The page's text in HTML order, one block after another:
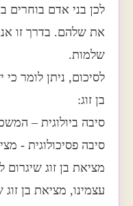
לכן בני אדם בוחרים
את שלהם. בדרך זו
שלמות.
לסיכום, ניתן לומר
בן זוג:
סיבה ביולוגית –
סיבה פסיכולוגית -
מציאת בן זוג שיגרום
עצמינו, מציאת בן